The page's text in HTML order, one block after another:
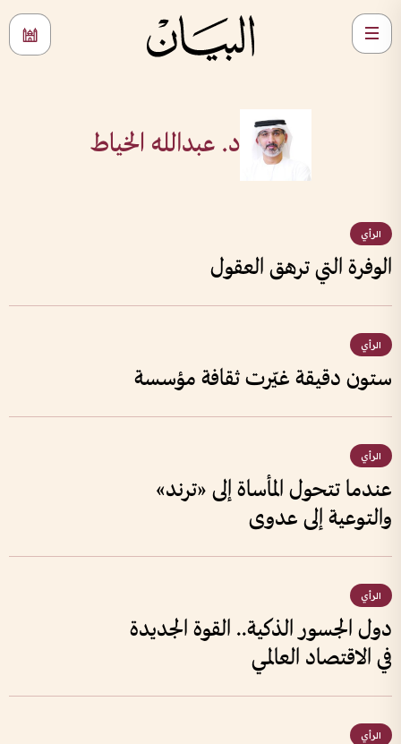
د. عبدالله الخياط
الرأي
الوفرة التي ترهق العقول
الرأي
ستون دقيقة غيّرت ثقافة مؤسسة
الرأي
عندما تتحول المأساة إلى «ترند»
والتوعية إلى عدوى
الرأي
دول الجسور الذكية.. القوة الجديدة
في الاقتصاد العالمي
الرأي